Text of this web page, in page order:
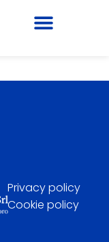
Privacy policy
Cookie policy